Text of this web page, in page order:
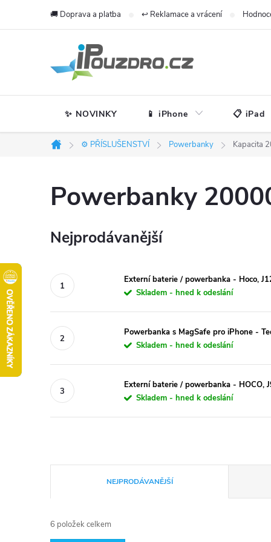
🚚 Doprava a platba ↩️ Reklamace a vrácení
✨ NOVINKY 📱 iPhone 📋 iPad
Domů
⚙️ PŘÍSLUŠENSTVÍ Powerbanky Kapacita
Powerbanky
Nejprodávanější
Externí baterie / powerbanka - Hoco,
Skladem - hned k odeslání
Powerbanka s MagSafe pro iPhone -
Skladem - hned k odeslání
Externí baterie / powerbanka - HOCO,
Skladem - hned k odeslání
a
NEJPRODÁVANĚJŠÍ
6 položek celkem